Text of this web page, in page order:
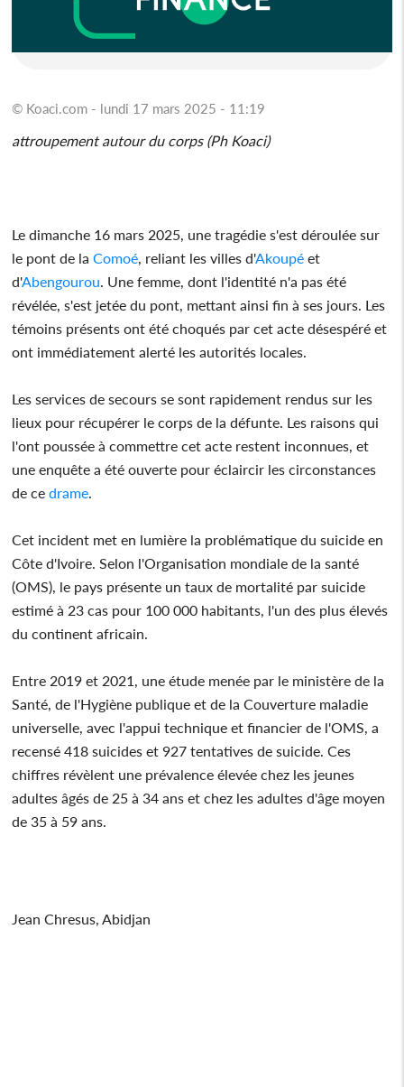
© Koaci.com - lundi 17 mars 2025 - 11:19
attroupement autour du corps (Ph Koaci)
Le dimanche 16 mars 2025, une tragédie s'est déroulée sur
le pont de laComoé , reliant les villes d'Akoupé et
d'Abengourou . Une femme, dont l'identité n'a pas été
révélée, s'est jetée du pont, mettant ainsi fin à ses jours. Les
témoins présents ont été choqués par cet acte désespéré et
ont immédiatement alerté les autorités locales.
Les services de secours se sont rapidement rendus sur les
lieux pour récupérer le corps de la défunte. Les raisons qui
l'ont poussée à commettre cet acte restent inconnues, et
une enquête a été ouverte pour éclaircir les circonstances
de cedrame
Cet incident met en lumière la problématique du suicide en
Côte d'Ivoire. Selon l'Organisation mondiale de la santé
(OMS), le pays présente un taux de mortalité par suicide
estimé à 23 cas pour 100 000 habitants, l'un des plus élevés
du continent africain.
Entre 2019 et 2021, une étude menée par le ministère de la
Santé, de l'Hygiène publique et de la Couverture maladie
universelle, avec l'appui technique et financier de l'OMS, a
recensé 418 suicides et 927 tentatives de suicide. Ces
chiffres révèlent une prévalence élevée chez les jeunes
adultes âgés de 25 à 34 ans et chez les adultes d'âge moyen
de 35 à 59 ans.
Jean Chresus, Abidjan